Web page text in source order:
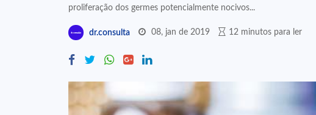
proliferação dos germes potencialmente nocivos...
dr.consulta 08, jan de 2019 12 minutos para ler